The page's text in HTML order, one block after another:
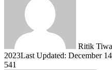
Ritik
2023Last Updated: December
541